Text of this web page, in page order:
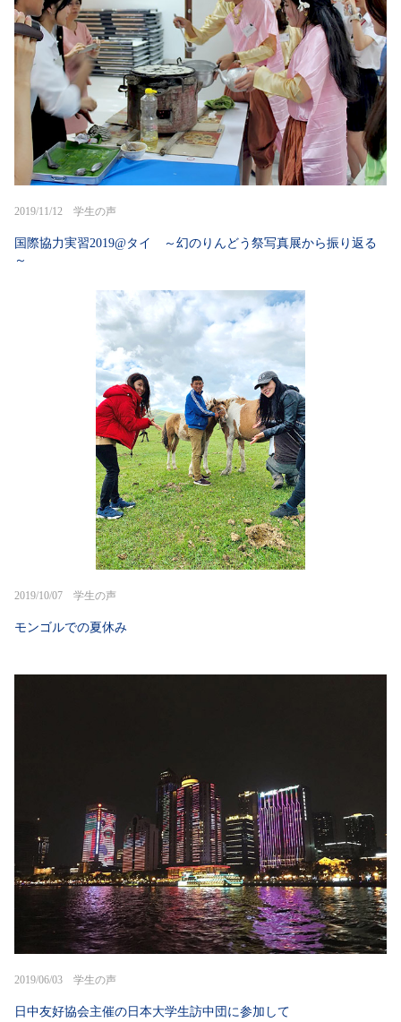
2019/11/12 学生の声
国際協力実習2019@タイ ～幻のりんどう祭写真展から振り返る
～
2019/10/07 学生の声
モンゴルでの夏休み
2019/06/03 学生の声
日中友好協会主催の日本大学生訪中団に参加して